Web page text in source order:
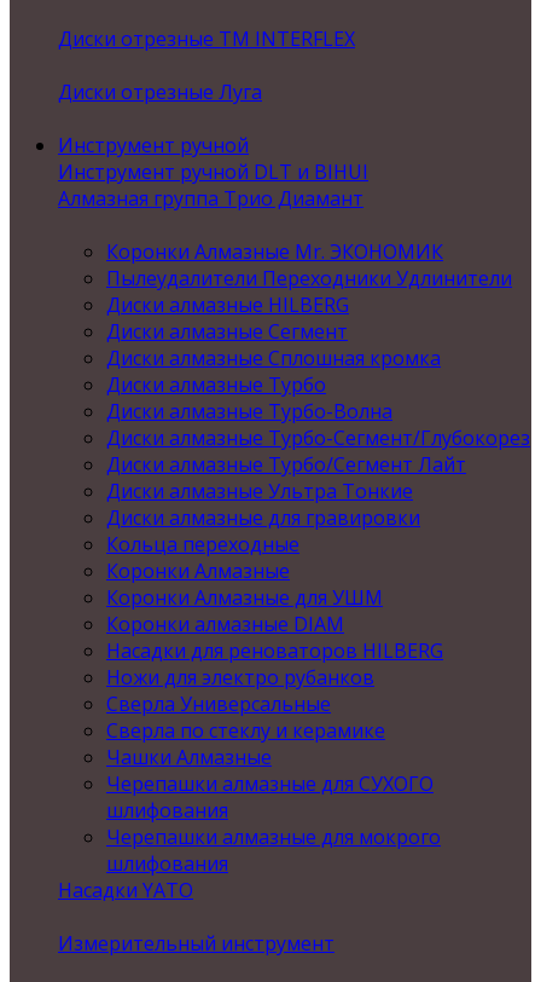
Диски отрезные ТМ INTERFLEX
Диски отрезные Луга
Инструмент ручной
Инструмент ручной DLT и BIHUI
Алмазная группа Трио Диамант
Коронки Алмазные Mr. ЭКОНОМИК
Пылеудалители Переходники Удлинители
Диски алмазные HILBERG
Диски алмазные Сегмент
Диски алмазные Сплошная кромка
Диски алмазные Турбо
Диски алмазные Турбо-Волна
Диски алмазные Турбо-Сегмент/Глубокорез
Диски алмазные Турбо/Сегмент Лайт
Диски алмазные Ультра Тонкие
Диски алмазные для гравировки
Кольца переходные
Коронки Алмазные
Коронки Алмазные для УШМ
Коронки алмазные DIAM
Насадки для реноваторов HILBERG
Ножи для электро рубанков
Сверла Универсальные
Сверла по стеклу и керамике
Чашки Алмазные
Черепашки алмазные для СУХОГО
шлифования
Черепашки алмазные для мокрого
шлифования
Насадки YATO
Измерительный инструмент